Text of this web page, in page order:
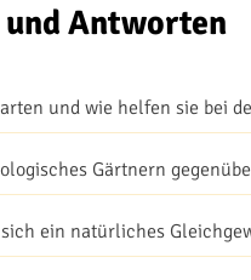
und Antworten
und wie helfen sie bei
Gärtnern
ein natürliches